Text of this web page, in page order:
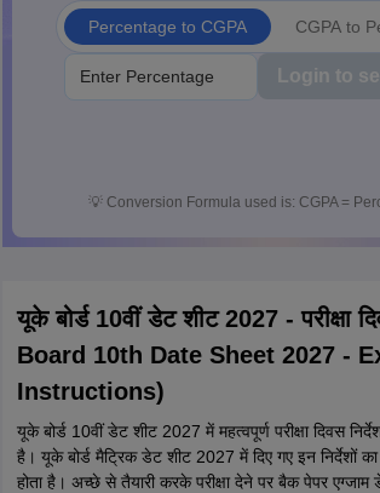
Percentage to CGPA CGPA to
Login to
💡 Conversion Formula used is: CGPA =
यूके बोर्ड 10वीं डेट शीट 2027 - परीक्षा
Board 10th Date Sheet 2027 -
Instructions)
यूके बोर्ड 10वीं डेट शीट 2027 में महत्वपूर्ण परीक्षा दिवस
है। यूके बोर्ड मैट्रिक डेट शीट 2027 में दिए गए इन निर्देशों
होता है। अच्छे से तैयारी करके परीक्षा देने पर बैक पेपर